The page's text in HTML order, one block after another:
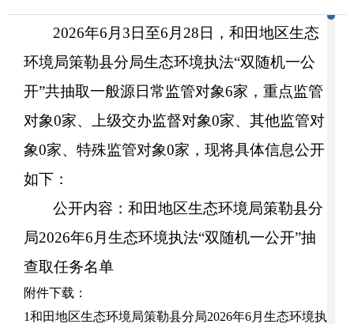
2026年6 月 3 日至6 月 28 日，和田地区生态
环境局策勒县分局生态环境执法“双随机一公
开”共抽取一般源日常监管对象6家 ，重点监管
对象0家、上级交办监督对象0家、其他监管对
象0家、 特殊监管对象0家 ， 现将具体信息公开
如下：
公开内容：和田地区生态环境局策勒县分
局2026年6月生态环境执法“双随机一公开”抽
查取任务名单
附件下载：
1和田地区生态环境局策勒县分局2026年6月生态环境执